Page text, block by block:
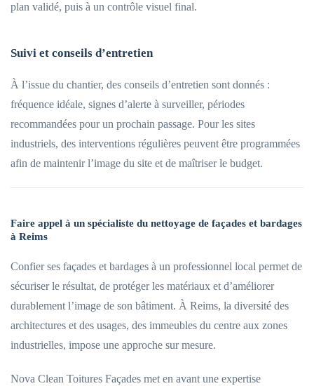
plan validé, puis à un contrôle visuel final.
Suivi et conseils d’entretien
À l’issue du chantier, des conseils d’entretien sont donnés :
fréquence idéale, signes d’alerte à surveiller, périodes
recommandées pour un prochain passage. Pour les sites
industriels, des interventions régulières peuvent être programmées
afin de maintenir l’image du site et de maîtriser le budget.
Faire appel à un spécialiste du nettoyage de façades et bardages
à Reims
Confier ses façades et bardages à un professionnel local permet de
sécuriser le résultat, de protéger les matériaux et d’améliorer
durablement l’image de son bâtiment. À Reims, la diversité des
architectures et des usages, des immeubles du centre aux zones
industrielles, impose une approche sur mesure.
Nova Clean Toitures Façades met en avant une expertise